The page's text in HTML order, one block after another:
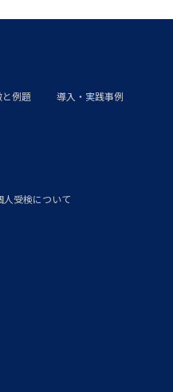
例題 導入・実践事例
人受検について